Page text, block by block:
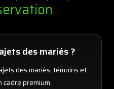
des mariés ?
des mariés, témoins et
cadre premium.